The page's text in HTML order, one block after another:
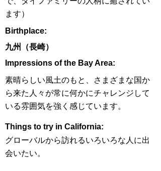
ます）
Birthplace:
九州（長崎）
Impressions of the Bay Area:
素晴らしい風土のもと、さまざまな国か
ら来た人々が常に何かにチャレンジして
いる雰囲気を強く感じています。
Things to try in California:
グローバルから訪れるいろいろな人に出
会いたい。